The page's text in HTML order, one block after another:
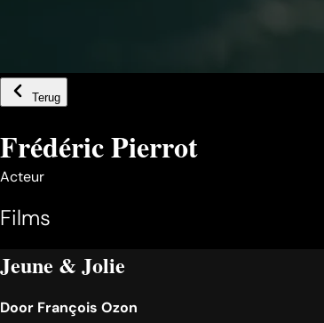
Terug
Frédéric Pierrot
Acteur
Films
Jeune & Jolie
Door François Ozon